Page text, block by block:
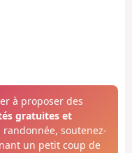
à proposer des
gratuites et
soutenez-
un petit coup de